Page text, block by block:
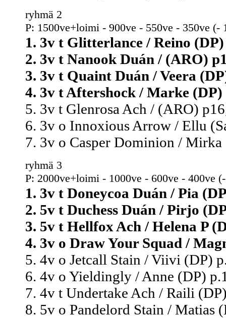
ryhmä 2
P: 1500ve+loimi - 900ve - 550ve - 350ve (-
1. 3v t Glitterlance / Reino
2. 3v t Nanook Duán / (ARO)
3. 3v t Quaint Duán / Veera
4. 3v t Aftershock / Marke
5. 3v t Glenrosa Ach / (ARO)
6. 3v o Innoxious Arrow / Ellu
7. 3v o Casper Dominion /
ryhmä 3
P: 2000ve+loimi - 1000ve - 600ve - 400ve
1. 3v t Doneycoa Duán / Pia
2. 5v t Duchess Duán / Pirjo
3. 5v t Hellfox Ach / Helena P
4. 3v o Draw Your Squad /
5. 4v o Jetcall Stain / Viivi (DP)
6. 4v o Yieldingly / Anne (DP)
7. 4v t Undertake Ach / Raili
8. 5v o Pandelord Stain / Matias